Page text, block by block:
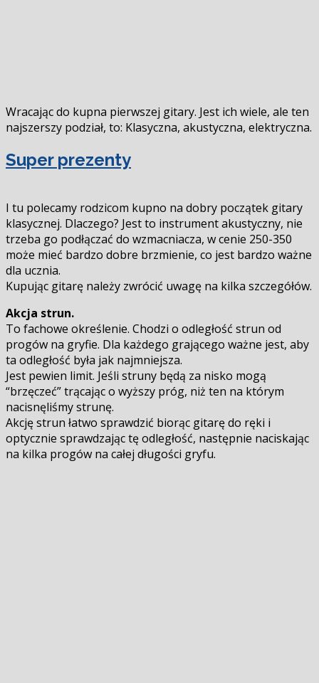
Wracając do kupna pierwszej gitary. Jest ich wiele, ale ten
najszerszy podział, to: Klasyczna, akustyczna, elektryczna.
Super prezenty
I tu polecamy rodzicom kupno na dobry początek gitary
klasycznej. Dlaczego? Jest to instrument akustyczny, nie
trzeba go podłączać do wzmacniacza, w cenie 250-350
może mieć bardzo dobre brzmienie, co jest bardzo ważne
dla ucznia.
Kupując gitarę należy zwrócić uwagę na kilka szczegółów.
Akcja strun.
To fachowe określenie. Chodzi o odległość strun od
progów na gryfie. Dla każdego grającego ważne jest, aby
ta odległość była jak najmniejsza.
Jest pewien limit. Jeśli struny będą za nisko mogą
“brzęczeć” trącając o wyższy próg, niż ten na którym
nacisnęliśmy strunę.
Akcję strun łatwo sprawdzić biorąc gitarę do ręki i
optycznie sprawdzając tę odległość, następnie naciskając
na kilka progów na całej długości gryfu.